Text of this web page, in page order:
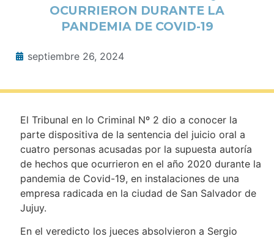
OCURRIERON DURANTE LA
PANDEMIA DE COVID-19
septiembre 26, 2024
El Tribunal en lo Criminal Nº 2 dio a conocer la
parte dispositiva de la sentencia del juicio oral a
cuatro personas acusadas por la supuesta autoría
de hechos que ocurrieron en el año 2020 durante la
pandemia de Covid-19, en instalaciones de una
empresa radicada en la ciudad de San Salvador de
Jujuy.
En el veredicto los jueces absolvieron a Sergio